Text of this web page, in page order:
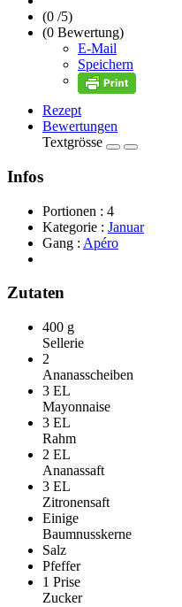
(0 /5)
(0 Bewertung)
E-Mail
Speichern
Rezept
Bewertungen
Textgrösse
Infos
Portionen : 4
Kategorie : Januar
Gang : Apéro
Zutaten
400 g
Sellerie
2
Ananasscheiben
3 EL
Mayonnaise
3 EL
Rahm
2 EL
Ananassaft
3 EL
Zitronensaft
Einige
Baumnusskerne
Salz
Pfeffer
1 Prise
Zucker